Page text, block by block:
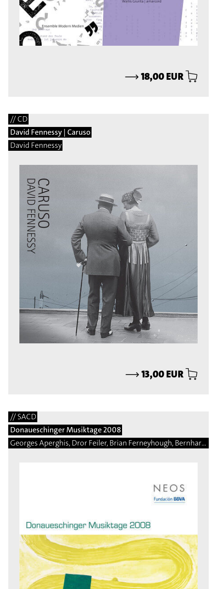
⟶18,00 EUR
// CD
David Fennessy | Caruso
David Fennessy
⟶13,00 EUR
// SACD
Donaueschinger Musiktage 2008
Georges Aperghis, Dror Feiler, Brian Ferneyhough, Bernhard Gander, Saed Haddad, Arnulf Herrmann, Ben Johnston, Eduardo Moguillansky, Isabel Mundry, Brice Pauset, Enno Poppe